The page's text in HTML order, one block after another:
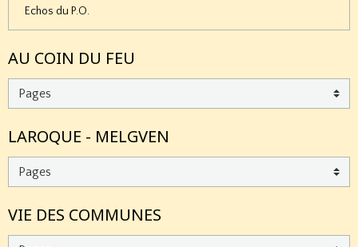
Echos du P.O.
AU COIN DU FEU
LAROQUE - MELGVEN
VIE DES COMMUNES